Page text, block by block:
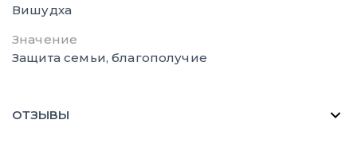
Вишудха
Значение
Защита семьи, благополучие
ОТЗЫВЫ